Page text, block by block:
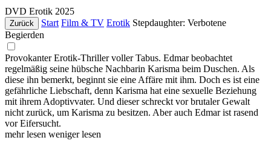
DVD Erotik 2025
Zurück Start Film & TV Erotik Stepdaughter: Verbotene
Begierden
Provokanter Erotik-Thriller voller Tabus. Edmar beobachtet
regelmäßig seine hübsche Nachbarin Karisma beim Duschen. Als
diese ihn bemerkt, beginnt sie eine Affäre mit ihm. Doch es ist eine
gefährliche Liebschaft, denn Karisma hat eine sexuelle Beziehung
mit ihrem Adoptivvater. Und dieser schreckt vor brutaler Gewalt
nicht zurück, um Karisma zu besitzen. Aber auch Edmar ist rasend
vor Eifersucht.
mehr lesen weniger lesen